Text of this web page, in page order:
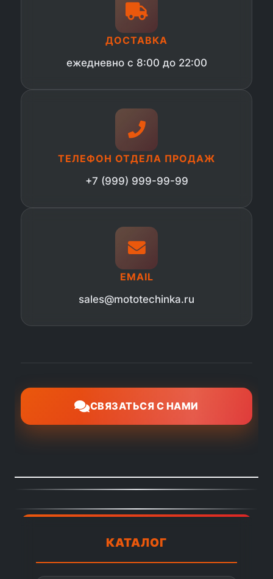
ДОСТАВКА
ежедневно с 8:00 до 22:00
ТЕЛЕФОН ОТДЕЛА ПРОДАЖ
+7 (999) 999-99-99
EMAIL
sales@mototechinka.ru
СВЯЗАТЬСЯ С НАМИ
КАТАЛОГ